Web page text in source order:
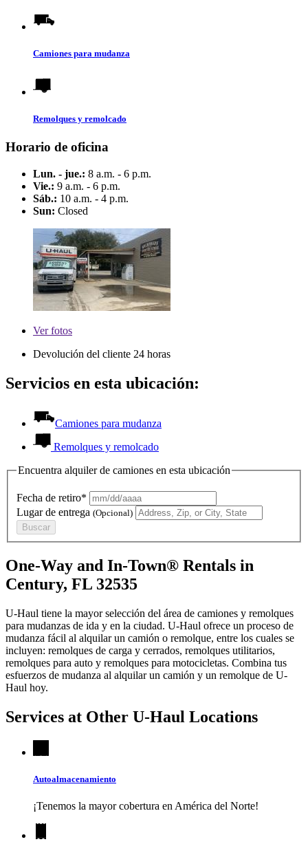
Camiones para mudanza
Remolques y remolcado
Horario de oficina
Lun. - jue.: 8 a.m. - 6 p.m.
Vie.: 9 a.m. - 6 p.m.
Sáb.: 10 a.m. - 4 p.m.
Sun: Closed
Verfotos
Devolución del cliente 24 horas
Servicios en esta ubicación:
Camiones para mudanza
Remolques y remolcado
Encuentra alquiler de camiones en esta ubicación
Fecha de retiro*
Lugar de entrega (Opcional)
Buscar
One-Way and In-Town® Rentals in
Century, FL 32535
U-Haul tiene la mayor selección del área de camiones y remolques
para mudanzas de ida y en la ciudad. U-Haul ofrece un proceso de
mudanza fácil al alquilar un camión o remolque, entre los cuales se
incluyen: remolques de carga y cerrados, remolques utilitarios,
remolques para auto y remolques para motocicletas. Combina tus
esfuerzos de mudanza al alquilar un camión y un remolque de U-
Haul hoy.
Services at Other U-Haul Locations
Autoalmacenamiento
¡Tenemos la mayor cobertura en América del Norte!